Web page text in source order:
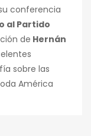
conferencia
al Partido
de Hernán
sobre las
América